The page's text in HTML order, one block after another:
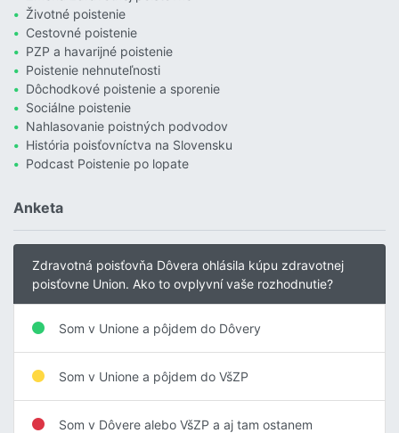
Životné poistenie
Cestovné poistenie
PZP a havarijné poistenie
Poistenie nehnuteľnosti
Dôchodkové poistenie a sporenie
Sociálne poistenie
Nahlasovanie poistných podvodov
História poisťovníctva na Slovensku
Podcast Poistenie po lopate
Anketa
Zdravotná poisťovňa Dôvera ohlásila kúpu zdravotnej
poisťovne Union. Ako to ovplyvní vaše rozhodnutie?
Som v Unione a pôjdem do Dôvery
Som v Unione a pôjdem do VšZP
Som v Dôvere alebo VšZP a aj tam ostanem